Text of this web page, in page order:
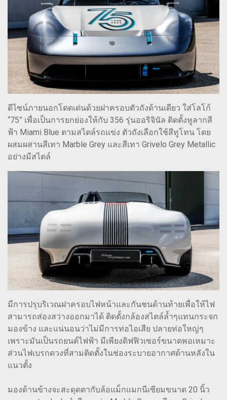
ดีไซน์ภายนอกโดดเด่นด้วยฝาครอบตัวถังด้านเดียว ใส่โลโก้
“75” เพื่อเป็นการยกย่องให้กับ 356 รุ่นออริจินัล ติดตั้งหูลากสี
ฟ้า Miami Blue ตามสไตล์รถแข่ง ตัวถังเลือกใช้สีทูโทน โดย
ผสมผสานสีเทา Marble Grey และสีเทา Grivelo Grey Metallic
อย่างมีสไตล์
มีการปรุบริเวณฝาครอบไฟหน้าและกันชนด้านท้ายเพื่อให้ไฟ
สามารถส่องสว่างออกมาได้ ติดตั้งกล้องสไตล์ล้ำๆแทนกระจก
มองข้าง และแน่นอนว่าไม่มีการท่อไอเสีย ปลายท่อใหญ่ๆ
เพราะมันเป็นรถยนต์ไฟฟ้า มีเพียงดิฟฟิวเซอร์ขนาดพอเหมาะ
ส่วนไฟเบรกดวงที่สามติดตั้งในช่องระบายอากาศด้านหลังใน
แนวตั้ง
มองด้านข้างจะสะดุดตากับล้อแม็กแมกนีเซียมขนาด 20 นิ้ว